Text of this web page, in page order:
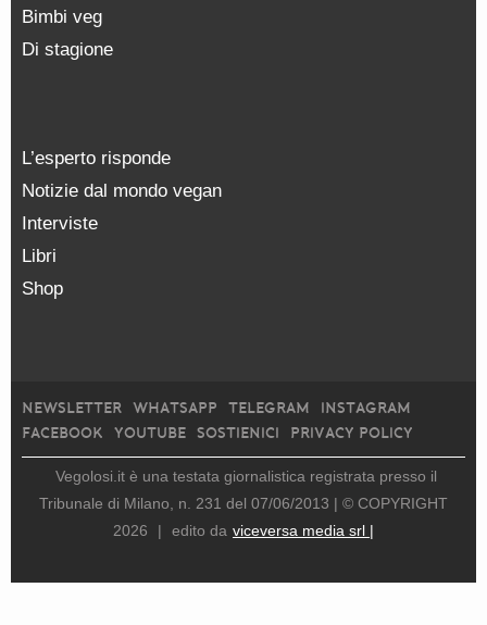
Bimbi veg
Di stagione
L’esperto risponde
Notizie dal mondo vegan
Interviste
Libri
Shop
NEWSLETTER WHATSAPP TELEGRAM
INSTAGRAM
FACEBOOK
YOUTUBE SOSTIENICI PRIVACY POLICY
Vegolosi.it è una testata giornalistica registrata presso il
Tribunale di Milano, n. 231 del 07/06/2013 | © COPYRIGHT
2026
| edito da viceversa media srl |